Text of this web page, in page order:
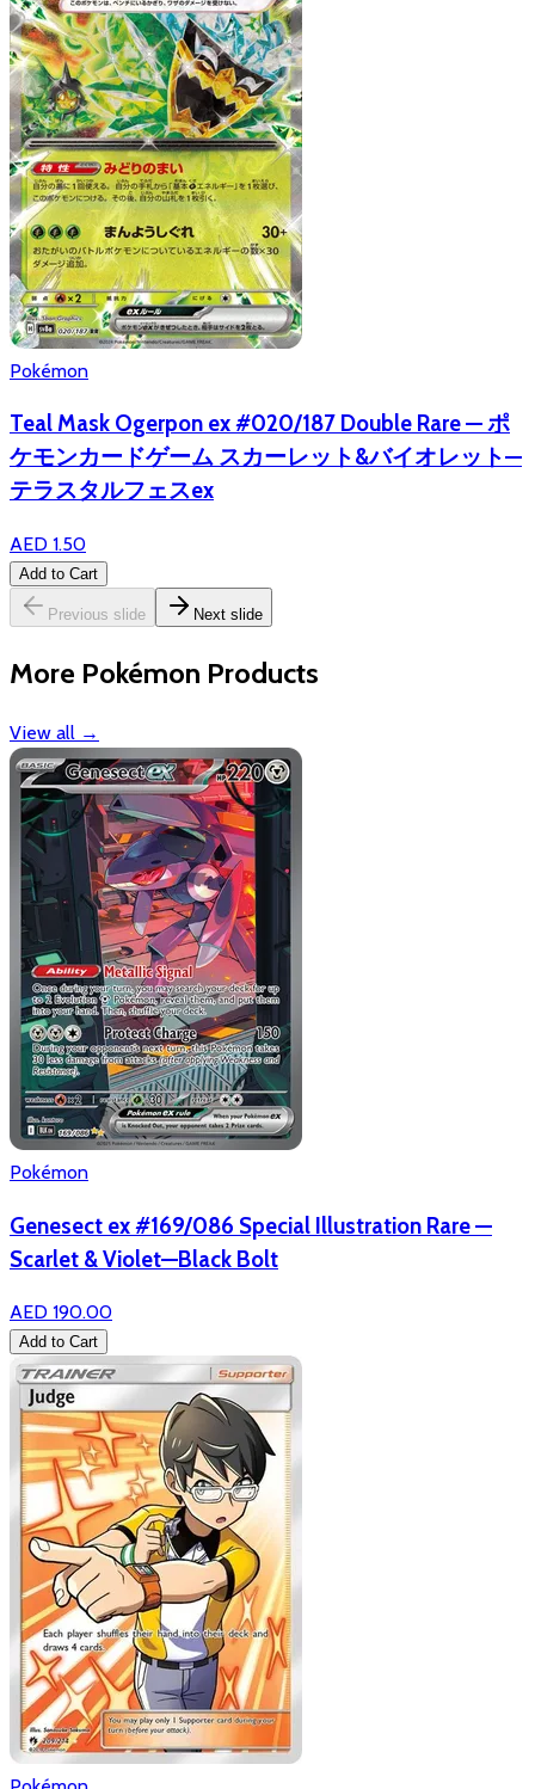
Pokémon
Teal Mask Ogerpon ex #020/187 Double Rare — ポ
ケモンカードゲーム スカーレット&バイオレット—
テラスタルフェスex
AED 1.50
Add to Cart
Previous slide Next slide
More Pokémon Products
View all →
Pokémon
Genesect ex #169/086 Special Illustration Rare —
Scarlet & Violet—Black Bolt
AED 190.00
Add to Cart